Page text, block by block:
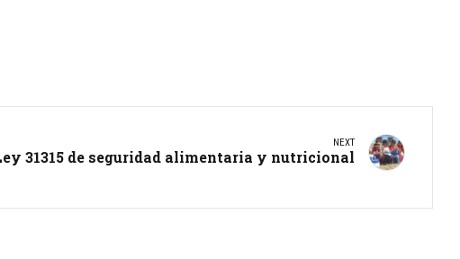
NEXT
31315 de seguridad alimentaria y nutricional